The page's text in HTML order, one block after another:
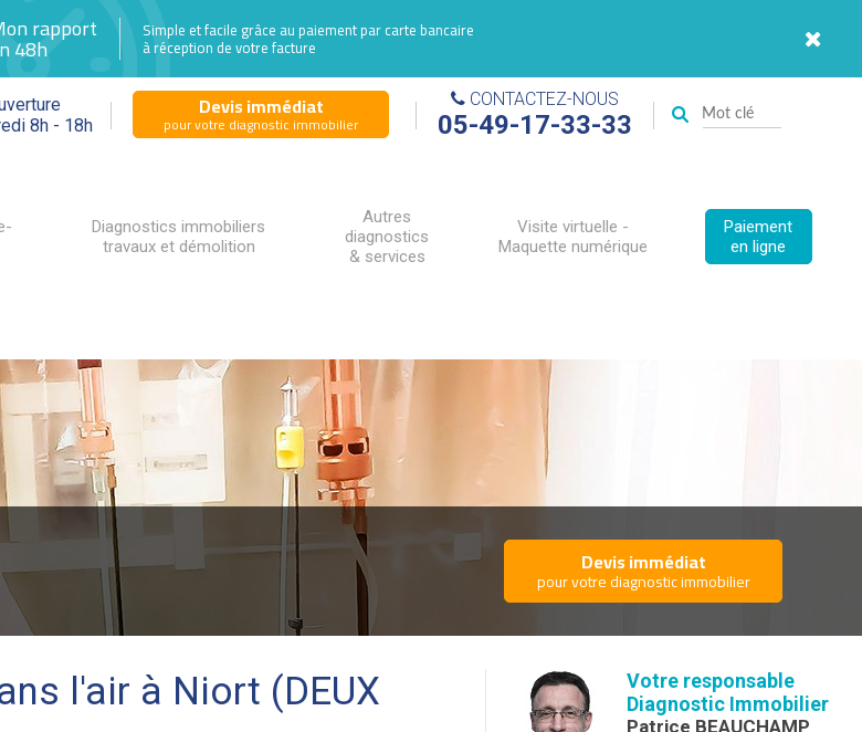
rapport
48h
Simple et facile grâce au paiement par carte bancaire
à réception de votre facture
8h - 18h
Devis immédiat
pour votre diagnostic immobilier
CONTACTEZ-NOUS
05-49-17-33-33
Diagnostics immobiliers
travaux et démolition
Autres
diagnostics
& services
Visite virtuelle -
Maquette numérique
Paiement
en ligne
Devis immédiat
pour votre diagnostic immobilier
l'air à Niort (DEUX
Votre responsable
Diagnostic Immobilier
Patrice BEAUCHAMP